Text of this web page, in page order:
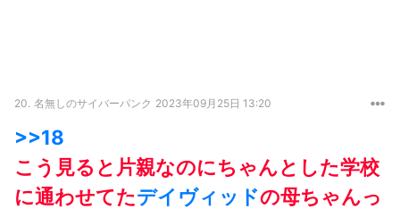
20. 名無しのサイバーパンク 2023年09月25日 13:20
>>18
こう見ると片親なのにちゃんとした学校
に通わせてたデイヴィッドの母ちゃんっ